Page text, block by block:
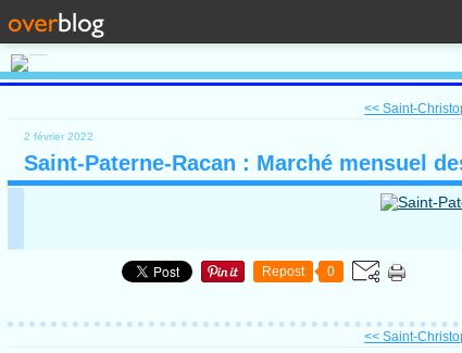
<< Saint-
2 février 2022
Saint-Paterne-Racan : Marché mensuel
Repost 0
<< Saint-